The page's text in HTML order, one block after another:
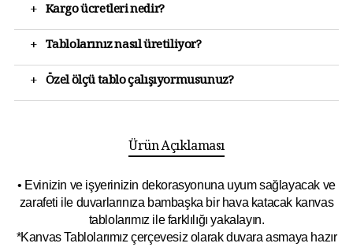
+ Kargo ücretleri nedir?
+ Tablolarınız nasıl üretiliyor?
+ Özel ölçü tablo çalışıyormusunuz?
Ürün Açıklaması
• Evinizin ve işyerinizin dekorasyonuna uyum sağlayacak ve
zarafeti ile duvarlarınıza bambaşka bir hava katacak kanvas
tablolarımız ile farklılığı yakalayın.
*Kanvas Tablolarımız çerçevesiz olarak duvara asmaya hazır